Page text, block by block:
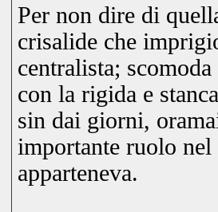
Per non dire di
crisalide che
centralista;
con la rigida e
sin dai giorni,
importante ruolo nel
apparteneva.